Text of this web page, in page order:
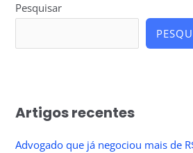
Pesquisar
Artigos recentes
Advogado que já negociou mais de